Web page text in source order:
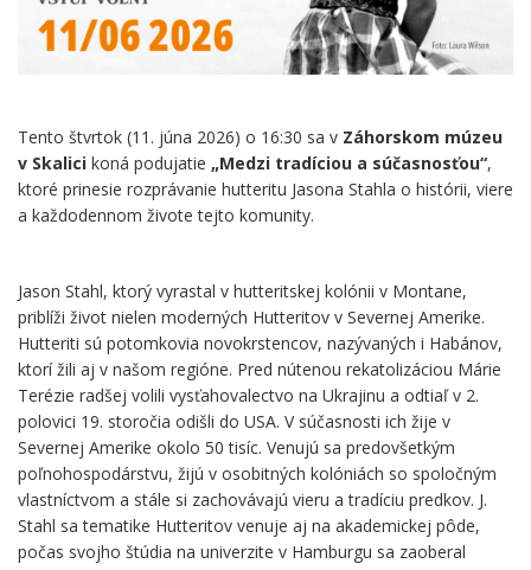
Tento štvrtok (11. júna 2026) o 16:30 sa v Záhorskom múzeu
v Skalici koná podujatie „Medzi tradíciou a súčasnosťou“,
ktoré prinesie rozprávanie hutteritu Jasona Stahla o histórii, viere
a každodennom živote tejto komunity.
Jason Stahl, ktorý vyrastal v hutteritskej kolónii v Montane,
priblíži život nielen moderných Hutteritov v Severnej Amerike.
Hutteriti sú potomkovia novokrstencov, nazývaných i Habánov,
ktorí žili aj v našom regióne. Pred nútenou rekatolizáciou Márie
Terézie radšej volili vysťahovalectvo na Ukrajinu a odtiaľ v 2.
polovici 19. storočia odišli do USA. V súčasnosti ich žije v
Severnej Amerike okolo 50 tisíc. Venujú sa predovšetkým
poľnohospodárstvu, žijú v osobitných kolóniách so spoločným
vlastníctvom a stále si zachovávajú vieru a tradíciu predkov. J.
Stahl sa tematike Hutteritov venuje aj na akademickej pôde,
počas svojho štúdia na univerzite v Hamburgu sa zaoberal